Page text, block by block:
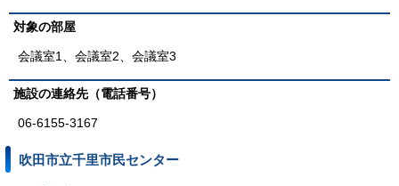
対象の部屋
会議室1、会議室2、会議室3
施設の連絡先（電話番号）
06-6155-3167
吹田市立千里市民センター